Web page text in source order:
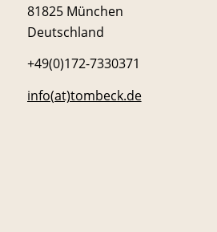
81825 München
Deutschland
+49(0)172-7330371
info(at)tombeck.de